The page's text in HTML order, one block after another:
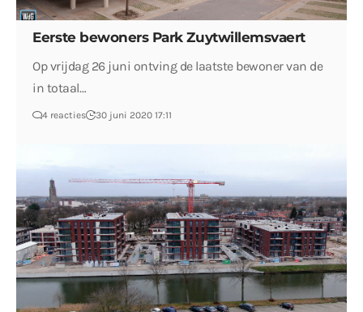
Eerste bewoners Park Zuytwillemsvaert
Op vrijdag 26 juni ontving de laatste bewoner van de
in totaal…
4 reacties 30 juni 2020 17:11